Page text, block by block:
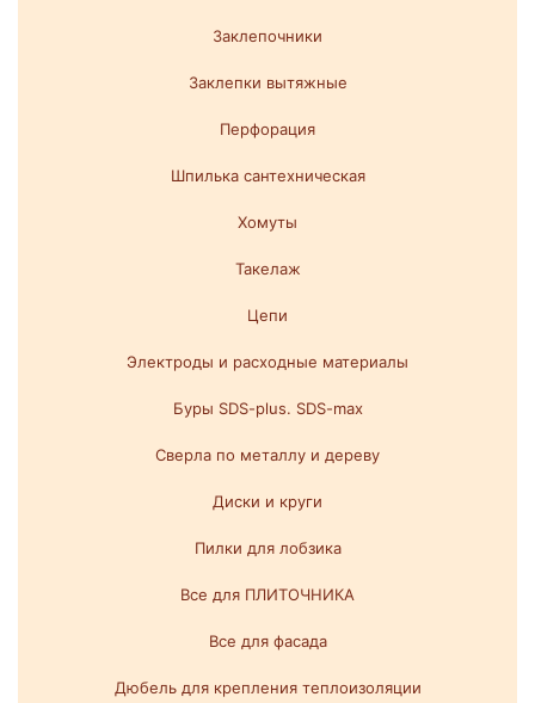
Заклепочники
Заклепки вытяжные
Перфорация
Шпилька сантехническая
Хомуты
Такелаж
Цепи
Электроды и расходные материалы
Буры SDS-plus. SDS-max
Сверла по металлу и дереву
Диски и круги
Пилки для лобзика
Все для ПЛИТОЧНИКА
Все для фасада
Дюбель для крепления теплоизоляции